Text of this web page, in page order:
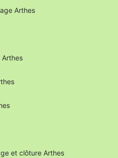
Arthes
et clôture Arthes